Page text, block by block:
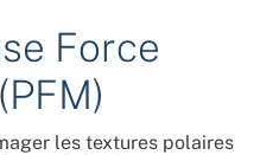
Force
les textures polaires